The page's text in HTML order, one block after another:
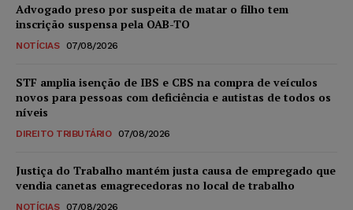
Advogado preso por suspeita de matar o filho tem
inscrição suspensa pela OAB-TO
NOTÍCIAS 07/08/2026
STF amplia isenção de IBS e CBS na compra de veículos
novos para pessoas com deficiência e autistas de todos os
níveis
DIREITO TRIBUTÁRIO 07/08/2026
Justiça do Trabalho mantém justa causa de empregado que
vendia canetas emagrecedoras no local de trabalho
NOTÍCIAS 07/08/2026